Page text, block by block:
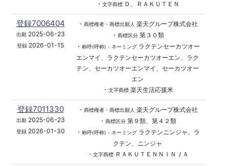
・ 文字商標Ｄ、ＲＡＫＵＴＥＮ
登録7006404
出願2025-06-23
登録 2026-01-15
・ 商標権者・商標出願人 楽天グループ株式会社
・ 商標区分第３０類
・ 称呼(呼称)・ネーミングラクテンセーカツオー
エンマイ、ラクテンセーカツオーエン、ラク
テン、セーカツオーエンマイ、セーカツオー
エン
・ 文字商標楽天生活応援米
登録7011330
出願2025-06-23
登録2026-01-30
・ 商標権者・商標出願人 楽天グループ株式会社
・ 商標区分第９類、第４２類
・ 称呼(呼称)・ネーミングラクテンニンジャ、ラ
クテン、ニンジャ
・ 文字商標ＲＡＫＵＴＥＮＮＩＮＪＡ